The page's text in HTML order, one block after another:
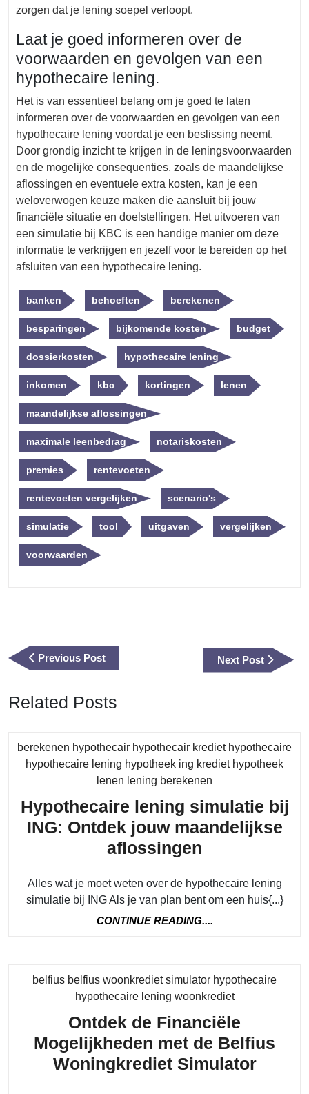
zorgen dat je lening soepel verloopt.
Laat je goed informeren over de
voorwaarden en gevolgen van een
hypothecaire lening.
Het is van essentieel belang om je goed te laten
informeren over de voorwaarden en gevolgen van een
hypothecaire lening voordat je een beslissing neemt.
Door grondig inzicht te krijgen in de leningsvoorwaarden
en de mogelijke consequenties, zoals de maandelijkse
aflossingen en eventuele extra kosten, kan je een
weloverwogen keuze maken die aansluit bij jouw
financiële situatie en doelstellingen. Het uitvoeren van
een simulatie bij KBC is een handige manier om deze
informatie te verkrijgen en jezelf voor te bereiden op het
afsluiten van een hypothecaire lening.
banken behoeften berekenen
besparingen bijkomende kosten budget
dossierkosten hypothecaire lening
inkomen kbc kortingen lenen
maandelijkse aflossingen
maximale leenbedrag notariskosten
premies rentevoeten
rentevoeten vergelijken scenario's
simulatie tool uitgaven vergelijken
voorwaarden
Previous PostPrevious
Post
Next Post
Next
Post
Related Posts
berekenen hypothecair hypothecair krediet hypothecaire
hypothecaire lening hypotheek ing krediet hypotheek
lenen lening berekenen
Hypothecaire lening simulatie bij
ING: Ontdek jouw maandelijkse
aflossingen
simulatie
bij
ING:
jouw
maandelijkse
aflossingen
Alles wat je moet weten over de hypothecaire lening
simulatie bij ING Als je van plan bent om een huis{...}
CONTINUE READING....
belfius belfius woonkrediet simulator hypothecaire
hypothecaire lening woonkredietCategory
Ontdek de Financiële
Mogelijkheden met de Belfius
Woningkrediet Simulator